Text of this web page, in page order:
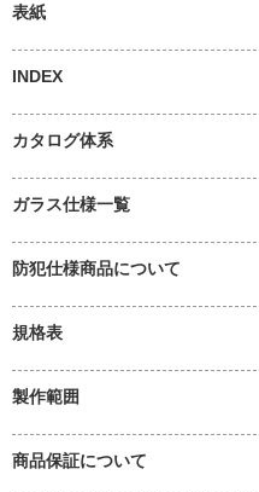
表紙
INDEX
カタログ体系
ガラス仕様一覧
防犯仕様商品について
規格表
製作範囲
商品保証について